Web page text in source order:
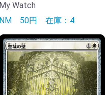
My Watch
NM 50円 在庫：4